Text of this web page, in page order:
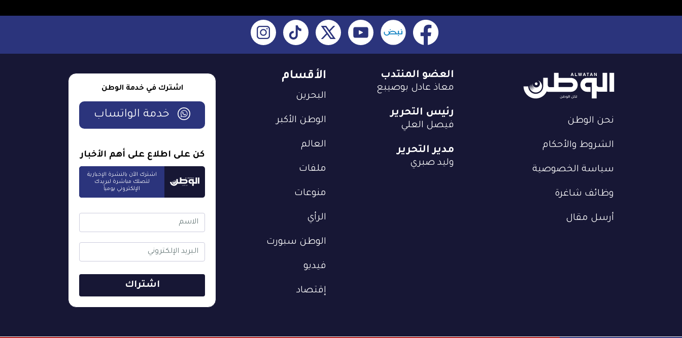
نحن الوطن
الشروط والأحكام
سياسة الخصوصية
وظائف شاغرة
أرسل مقال
الأقسام
البحرين
الوطن الأكبر
العالم
ملفات
منوعات
الرأي
الوطن سبورت
فيديو
إقتصاد
العضو المنتدب
معاذ عادل بوصيبع
رئيس التحرير
فيصل العلي
مدير التحرير
وليد صبري
اشترك في خدمة الوطن
خدمة الواتساب
كن على اطلاع على أهم الأخبار
اشترك الآن بالنشرة الإخبارية
لتصلك مباشرة لبريدك
الإلكتروني يومياً
اشتراك